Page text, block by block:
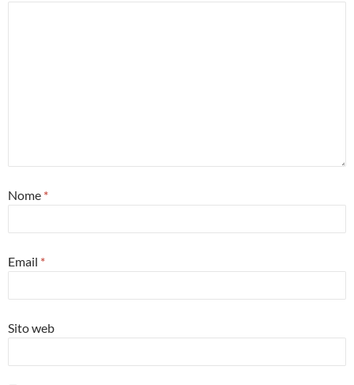
Nome *
Email *
Sito web